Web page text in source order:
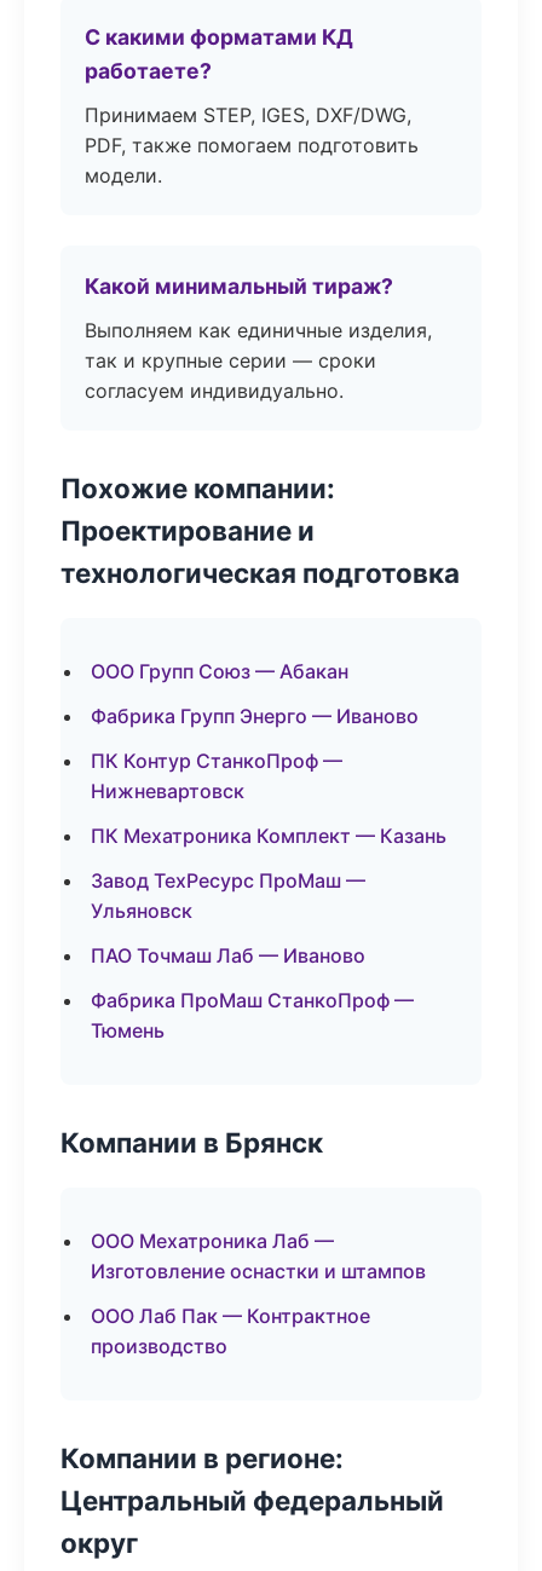
С какими форматами КД
работаете?
Принимаем STEP, IGES, DXF/DWG,
PDF, также помогаем подготовить
модели.
Какой минимальный тираж?
Выполняем как единичные изделия,
так и крупные серии — сроки
согласуем индивидуально.
Похожие компании:
Проектирование и
технологическая подготовка
ООО Групп Союз — Абакан
Фабрика Групп Энерго — Иваново
ПК Контур СтанкоПроф —
Нижневартовск
ПК Мехатроника Комплект — Казань
Завод ТехРесурс ПроМаш —
Ульяновск
ПАО Точмаш Лаб — Иваново
Фабрика ПроМаш СтанкоПроф —
Тюмень
Компании в Брянск
ООО Мехатроника Лаб —
Изготовление оснастки и штампов
ООО Лаб Пак — Контрактное
производство
Компании в регионе:
Центральный федеральный
округ